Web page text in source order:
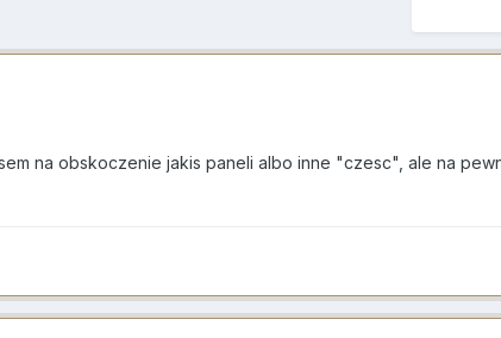
na obskoczenie jakis paneli albo inne "czesc", ale na